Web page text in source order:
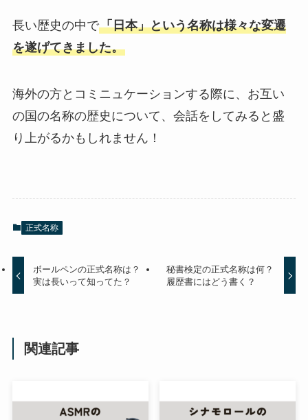
長い歴史の中で「日本」という名称は様々な変遷
を遂げてきました。
海外の方とコミニュケーションする際に、お互い
の国の名称の歴史について、会話をしてみると盛
り上がるかもしれません！
正式名称
ボールペンの正式名称は？
実は長いって知ってた？
秘書検定の正式名称は何？
履歴書にはどう書く？
関連記事